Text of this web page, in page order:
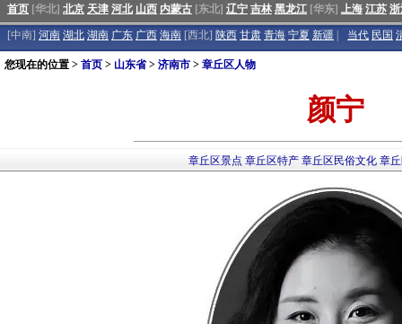
首页 [华北] 北京 天津 河北 山西 内蒙古 [东北] 辽宁 吉林 黑龙江 [华东] 上海 江苏
[中南] 河南 湖北 湖南 广东 广西 海南 [西北] 陕西 甘肃 青海 宁夏 新疆 当代 民国
您现在的位置 > 首页 > 山东省> 济南市 > 章丘区人物
颜宁
章丘区景点 章丘区特产 章丘区民俗文化 章